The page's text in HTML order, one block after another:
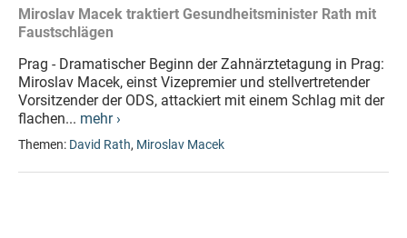
Miroslav Macek traktiert Gesundheitsminister Rath mit
Faustschlägen
Prag - Dramatischer Beginn der Zahnärztetagung in Prag:
Miroslav Macek, einst Vizepremier und stellvertretender
Vorsitzender der ODS, attackiert mit einem Schlag mit der
flachen... mehr ›
Themen: David Rath, Miroslav Macek